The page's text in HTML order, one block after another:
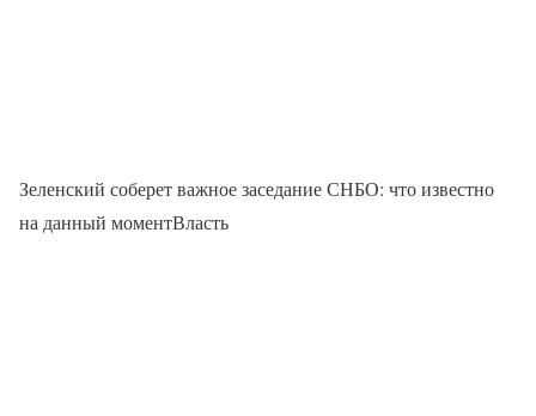
Зеленский соберет важное заседание СНБО: что известно
на данный моментВласть